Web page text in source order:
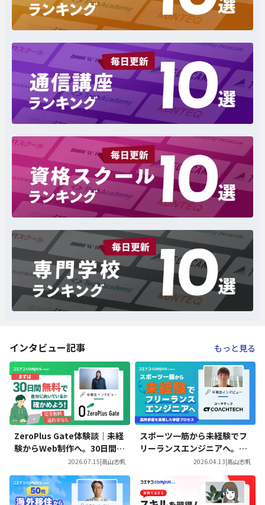
インタビュー記事 もっと見る
ZeroPlus Gate体験談｜未経
験からWeb制作へ。30日間で
見つけた、自分らしい働き方
2026.07.15|高山志帆
スポーツ一筋から未経験でフ
リーランスエンジニアへ。CO
ACHTECH Proを通じて案件
参画を実現した学習プロセス
2026.04.13|高山志帆